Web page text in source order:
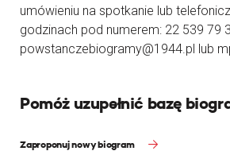
umówieniu na spotkanie lub
godzinach pod numerem: 22 539 79
powstanczebiogramy@1944.pl lub
Pomóż uzupełnić bazę
Zaproponuj nowy biogram